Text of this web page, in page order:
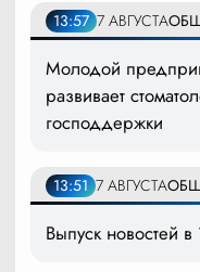
13:57 7 АВГУСТА
Молодой
развивает
господдержки
13:51 7 АВГУСТА
Выпуск новостей